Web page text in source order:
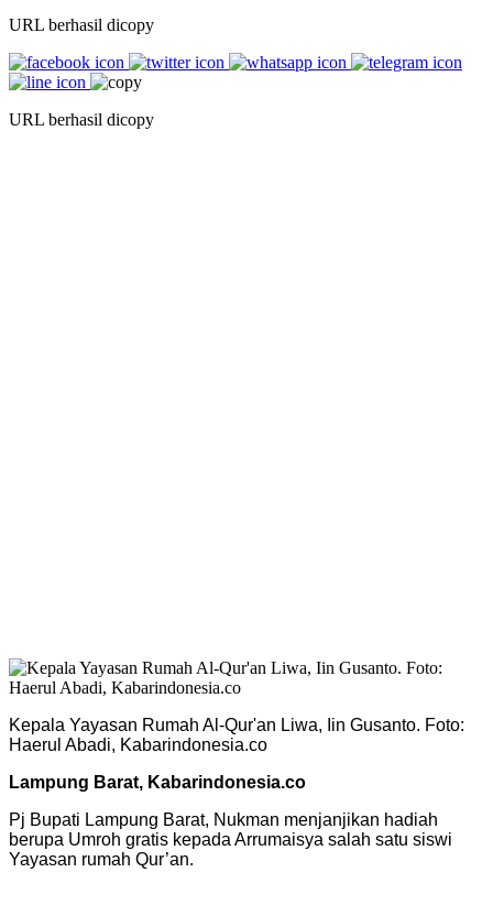
URL berhasil dicopy
URL berhasil dicopy
Kepala Yayasan Rumah Al-Qur'an Liwa, Iin Gusanto. Foto:
Haerul Abadi, Kabarindonesia.co
Lampung Barat, Kabarindonesia.co
Pj Bupati Lampung Barat, Nukman menjanjikan hadiah
berupa Umroh gratis kepada Arrumaisya salah satu siswi
Yayasan rumah Qur’an.